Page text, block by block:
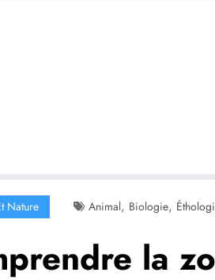
Nature Animal, Biologie,
la